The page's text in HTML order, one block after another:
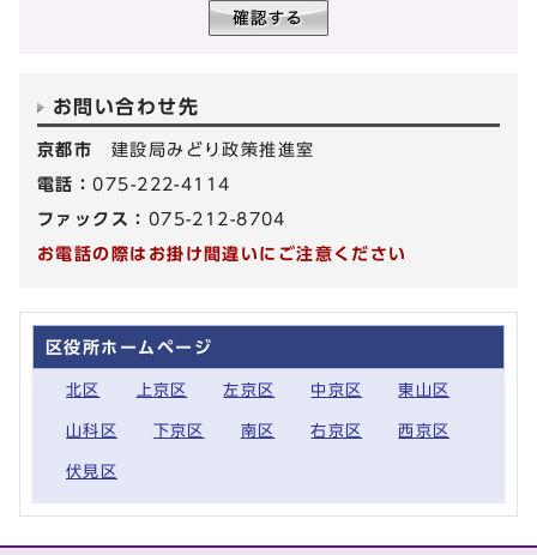
お問い合わせ先
京都市 建設局みどり政策推進室
電話：075-222-4114
ファックス： 075-212-8704
お電話の際はお掛け間違いにご注意ください
区役所ホームページ
北区 上京区 左京区 中京区 東山区
山科区 下京区 南区 右京区 西京区
伏見区